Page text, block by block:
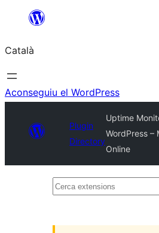
contingut
Català
Aconseguiu el WordPress
Plugin
Directory
Uptime
WordPress –
Online
Cerca